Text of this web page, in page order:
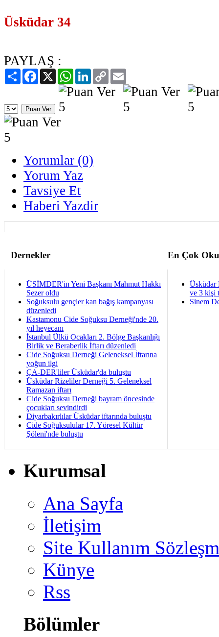
Üsküdar 34
PAYLAŞ :
PaylaşFacebook
X WhatsAppLinkedIn
Copy
Link
Yorumlar (0)
Yorum Yaz
Tavsiye Et
Haberi Yazdir
Dernekler En Çok
ÜSİMDER'in Yeni Başkanı Mahmut Hakkı
Sezer oldu
Soğuksulu gençler kan bağış kampanyası
düzenledi
Kastamonu Cide Soğuksu Derneği'nde 20.
yıl heyecanı
İstanbul Ülkü Ocakları 2. Bölge Başkanlığı
Birlik ve Beraberlik İftarı düzenledi
Cide Soğuksu Derneği Geleneksel İftarına
yoğun ilgi
ÇA-DER'liler Üsküdar'da buluştu
Üsküdar Rizeliler Derneği 5. Geleneksel
Ramazan iftarı
Cide Soğuksu Derneği bayram öncesinde
çocukları sevindirdi
Diyarbakırlılar Üsküdar iftarında buluştu
Cide Soğuksulular 17. Yöresel Kültür
Şöleni'nde buluştu
Üsküdar
ve 3 kişi
Sinem
Kurumsal
Ana Sayfa
İletişim
Site Kullanım
Künye
Rss
Bölümler